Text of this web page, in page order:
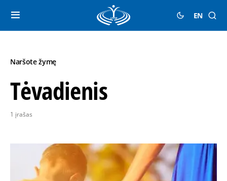
EN
Naršote žymę
Tėvadienis
1 įrašas